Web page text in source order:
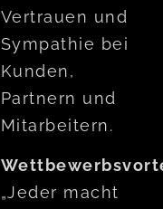
Vertrauen und
Sympathie bei
Kunden,
Partnern und
Mitarbeitern.
„Jeder macht